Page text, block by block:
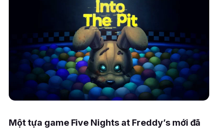
Một tựa game Five Nights at Freddy’s mới đã